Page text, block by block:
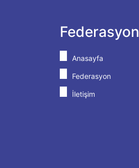
Federasyon
Anasayfa
Federasyon
İletişim